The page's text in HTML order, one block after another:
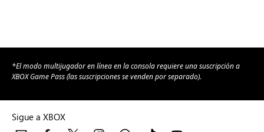
*El modo multijugador en línea en la consola requiere una suscripción a
XBOX Game Pass (las suscripciones se venden por separado).
Sigue a XBOX